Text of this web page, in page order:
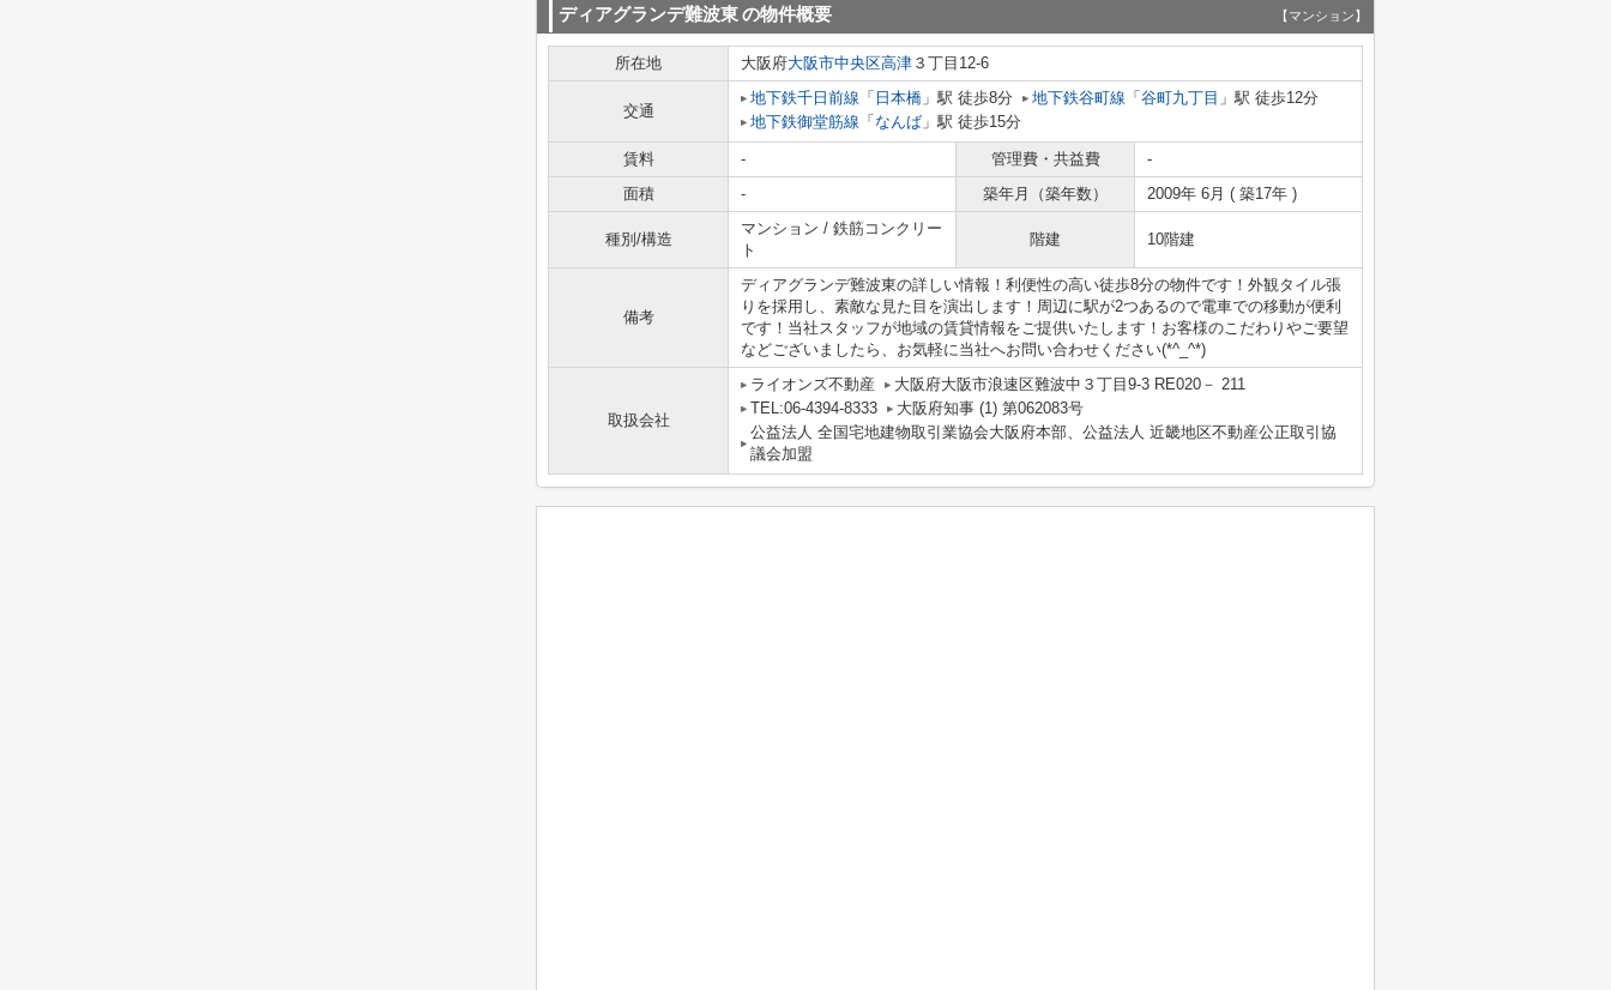
ディアグランデ難波東の物件概要 【マンション】
所在地 大阪府大阪市中央区高津 ３丁目12-6
交通
地下鉄千日前線 「 日本橋 」駅 徒歩8分 地下鉄谷町線 「 谷町九丁目 」駅 徒歩12分
地下鉄御堂筋線 「 なんば 」駅 徒歩15分
賃料 - 管理費・共益費
-
面積
- 築年月（築年数） 2009年 6月 ( 築17年 )
種別/構造
マンション / 鉄筋コンクリー
ト
階建 10階建
備考
ディアグランデ難波東の詳しい情報！利便性の高い徒歩8分の物件です！外観タイル張
りを採用し、素敵な見た目を演出します！周辺に駅が2つあるので電車での移動が便利
です！当社スタッフが地域の賃貸情報をご提供いたします！お客様のこだわりやご要望
などございましたら、お気軽に当社へお問い合わせください(*^_^*)
取扱会社
ライオンズ不動産
大阪府大阪市浪速区難波中３丁目9-3 RE020－ 211
TEL:06-4394-8333
大阪府知事 (1) 第062083号
公益法人 全国宅地建物取引業協会大阪府本部、公益法人 近畿地区不動産公正取引協
議会加盟